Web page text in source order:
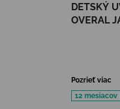
DETSKÝ
OVERAL
Pozrieť viac
12 mesiacov